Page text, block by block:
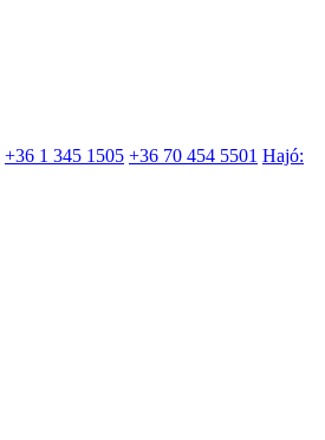
+36 1 345 1505 +36 70 454 5501 Hajó: